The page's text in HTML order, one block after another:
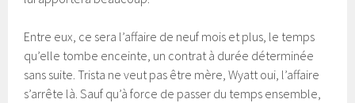
Entre eux, ce sera l’affaire de neuf mois et plus, le temps
qu’elle tombe enceinte, un contrat à durée déterminée
sans suite. Trista ne veut pas être mère, Wyatt oui, l’affaire
s’arrête là. Sauf qu’à force de passer du temps ensemble,